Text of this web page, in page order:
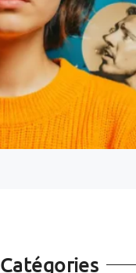
Catégories